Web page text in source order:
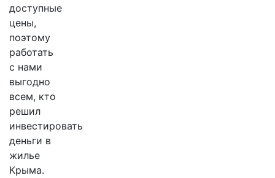
доступные
цены,
поэтому
работать
с нами
выгодно
всем, кто
решил
инвестировать
деньги в
жилье
Крыма.